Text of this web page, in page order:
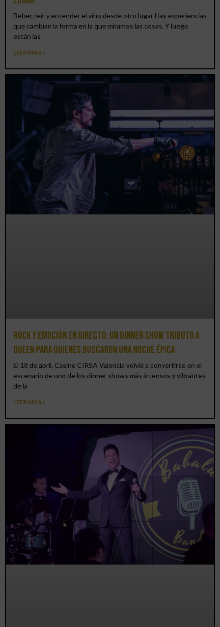
Beber, reír y entender el vino desde otro lugar Hay experiencias
que cambian la forma en la que miramos las cosas. Y luego
están las
LEER MÁS »
Rock y emoción en directo: un Dinner Show Tributo a
Queen para quienes buscaron una noche épica
El 18 de abril, Casino CIRSA Valencia volvió a convertirse en el
escenario de uno de los dinner shows más intensos y vibrantes
de la
LEER MÁS »